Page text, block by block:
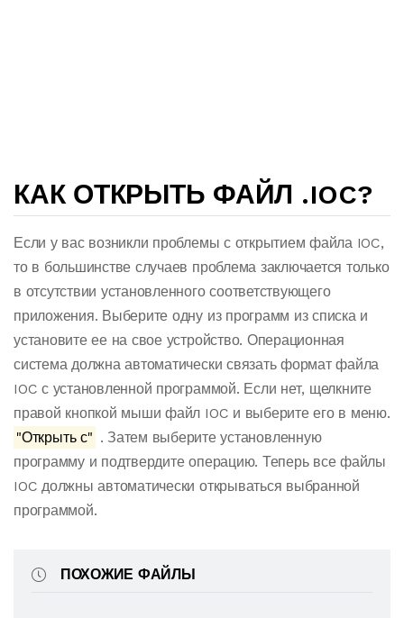
КАК ОТКРЫТЬ ФАЙЛ .IOC?
Если у вас возникли проблемы с открытием файла IOC,
то в большинстве случаев проблема заключается только
в отсутствии установленного соответствующего
приложения. Выберите одну из программ из списка и
установите ее на свое устройство. Операционная
система должна автоматически связать формат файла
IOC с установленной программой. Если нет, щелкните
правой кнопкой мыши файл IOC и выберите его в меню.
"Открыть с" . Затем выберите установленную
программу и подтвердите операцию. Теперь все файлы
IOC должны автоматически открываться выбранной
программой.
ПОХОЖИЕ ФАЙЛЫ